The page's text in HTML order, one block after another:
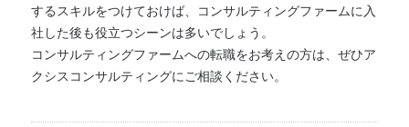
するスキルをつけておけば、コンサルティングファームに入
社した後も役立つシーンは多いでしょう。
コンサルティングファームへの転職をお考えの方は、ぜひア
クシスコンサルティングにご相談ください。